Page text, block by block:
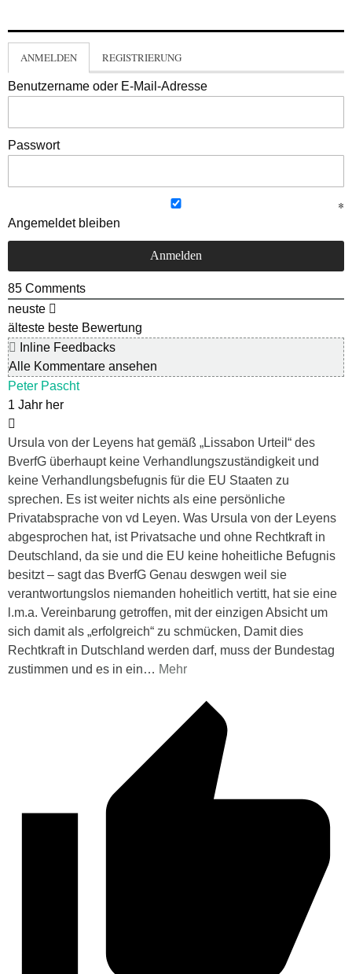
ANMELDEN REGISTRIERUNG
Benutzername oder E-Mail-Adresse
Passwort
Angemeldet bleiben
85 Comments
neuste
älteste beste Bewertung
Inline Feedbacks
Alle Kommentare ansehen
Peter Pascht
1 Jahr her
Ursula von der Leyens hat gemäß „Lissabon Urteil“ des
BverfG überhaupt keine Verhandlungszuständigkeit und
keine Verhandlungsbefugnis für die EU Staaten zu
sprechen. Es ist weiter nichts als eine persönliche
Privatabsprache von vd Leyen. Was Ursula von der Leyens
abgesprochen hat, ist Privatsache und ohne Rechtkraft in
Deutschland, da sie und die EU keine hoheitliche Befugnis
besitzt – sagt das BverfG Genau deswgen weil sie
verantwortungslos niemanden hoheitlich vertitt, hat sie eine
l.m.a. Vereinbarung getroffen, mit der einzigen Absicht um
sich damit als „erfolgreich“ zu schmücken, Damit dies
Rechtkraft in Dutschland werden darf, muss der Bundestag
zustimmen und es in ein… Mehr